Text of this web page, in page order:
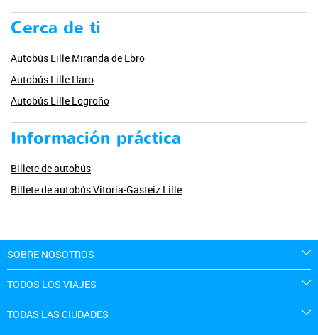
Cerca de ti
Autobús Lille Miranda de Ebro
Autobús Lille Haro
Autobús Lille Logroño
Información práctica
Billete de autobús
Billete de autobús Vitoria-Gasteiz Lille
SOBRE NOSOTROS
TODOS LOS VIAJES
TODAS LAS CIUDADES